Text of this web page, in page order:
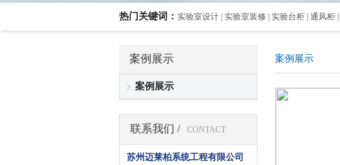
热门关键词： 实验室设计 | 实验室装修 | 实验台柜 | 通风柜
案例展示
案例展示
联系我们 / CONTACT
苏州迈莱柏系统工程有限公司
案例展示